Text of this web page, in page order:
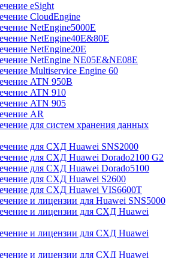
eSight
CloudEngine
NetEngine5000E
NetEngine40E&80E
NetEngine20E
NetEngine NE05E&NE08E
Multiservice Engine 60
ATN 950B
ATN 910
ATN 905
AR
для систем хранения данных
для СХД Huawei SNS2000
для СХД Huawei Dorado2100 G2
для СХД Huawei Dorado5100
для СХД Huawei S2600
для СХД Huawei VIS6600T
и лицензии для Huawei SNS5000
и лицензии для СХД Huawei
и лицензии для СХД Huawei
и лицензии для СХД Huawei